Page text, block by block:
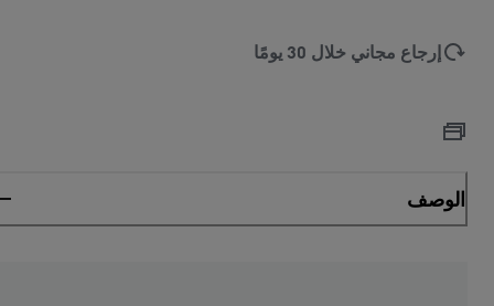
إرجاع مجاني خلال 30 يومًا
الوصف